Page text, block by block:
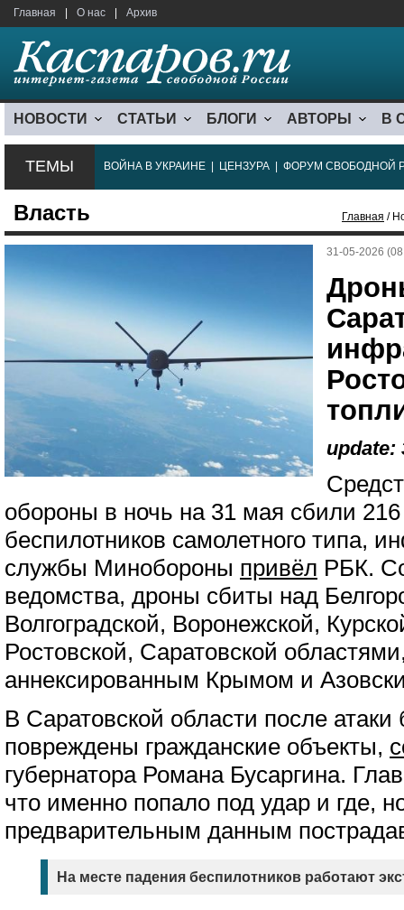
Главная О нас Архив
НОВОСТИ СТАТЬИ БЛОГИ АВТОРЫ В
ТЕМЫ ВОЙНА В УКРАИНЕ ЦЕНЗУРА ФОРУМ СВОБОДНОЙ
Власть Главная /
31-05-2026
update:
обороны в ночь на 31 мая сбили 216
беспилотников самолетного типа,
службы Минобороны привёл РБК.
ведомства, дроны сбиты над
Волгоградской, Воронежской,
Ростовской, Саратовской
аннексированным Крымом и
В Саратовской области после атаки
повреждены гражданские объекты,
губернатора Романа Бусаргина.
что именно попало под удар и где,
предварительным данным
На месте падения беспилотников работают